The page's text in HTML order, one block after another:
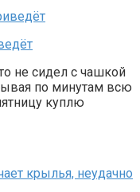
не сидел с чашкой
по минутам всю
куплю
крылья, неудачно